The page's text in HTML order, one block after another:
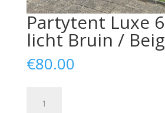
Partytent Luxe
licht Bruin /
€80.00